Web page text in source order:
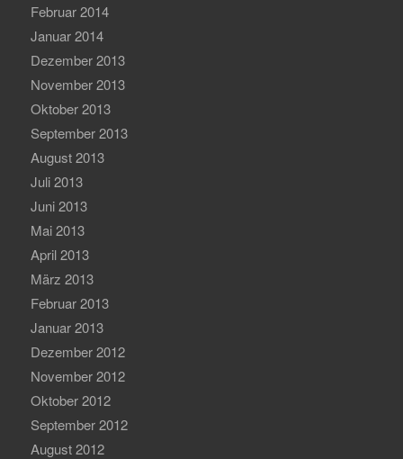
Februar 2014
Januar 2014
Dezember 2013
November 2013
Oktober 2013
September 2013
August 2013
Juli 2013
Juni 2013
Mai 2013
April 2013
März 2013
Februar 2013
Januar 2013
Dezember 2012
November 2012
Oktober 2012
September 2012
August 2012